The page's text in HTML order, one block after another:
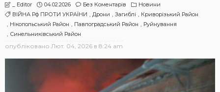
_ Editor 04.02.2026 Без Коментарів
Новини
ВІЙНА Рф ПРОТИ УКРАЇНИ
Дрони Загиблі
Криворізький Район
Нікопольський Район
Павлоградський Район
Руйнування
Синельниківський Район
опубліковано Лют. 04, 2026 в 8:24 am